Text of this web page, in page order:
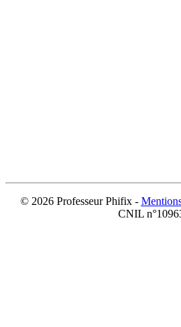
© 2026 Professeur Phifix -
CNIL